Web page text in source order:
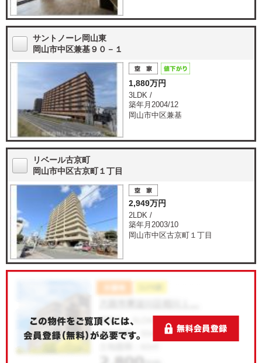
サントノーレ岡山東
岡山市中区兼基９０－１
1,880万円
3LDK /
築年月2004/12
岡山市中区兼基
リベール古京町
岡山市中区古京町１丁目
2,949万円
2LDK /
築年月2003/10
岡山市中区古京町１丁目